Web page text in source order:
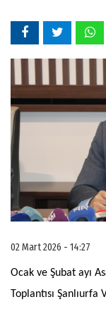
02 Mart 2026 - 14:27
Ocak ve Şubat ayı
Toplantısı Şanlıurfa